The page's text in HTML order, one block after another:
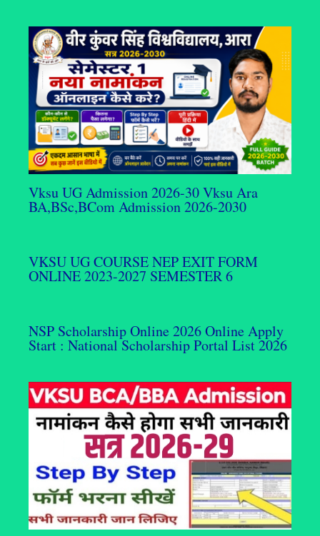
Vksu UG Admission 2026-30 Vksu Ara
BA,BSc,BCom Admission 2026-2030
VKSU UG COURSE NEP EXIT FORM
ONLINE 2023-2027 SEMESTER 6
NSP Scholarship Online 2026 Online Apply
Start : National Scholarship Portal List 2026